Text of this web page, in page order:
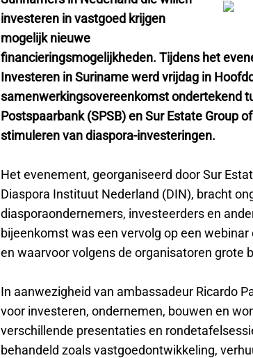
investeren in vastgoed krijgen
mogelijk nieuwe
financieringsmogelijkheden. Tijdens het
Investeren in Suriname werd vrijdag in
samenwerkingsovereenkomst ondertekend
Postspaarbank (SPSB) en Sur Estate Group
stimuleren van diaspora-investeringen.
Het evenement, georganiseerd door Sur
Diaspora Instituut Nederland (DIN), bracht
diasporaondernemers, investeerders en
bijeenkomst was een vervolg op een
en waarvoor volgens de organisatoren grote
In aanwezigheid van ambassadeur Ricardo
voor investeren, ondernemen, bouwen en
verschillende presentaties en
behandeld zoals vastgoedontwikkeling,